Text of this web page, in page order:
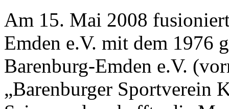
Am 15. Mai 2008
Emden e.V. mit dem 1976
Barenburg-Emden e.V.
„Barenburger Sportverein